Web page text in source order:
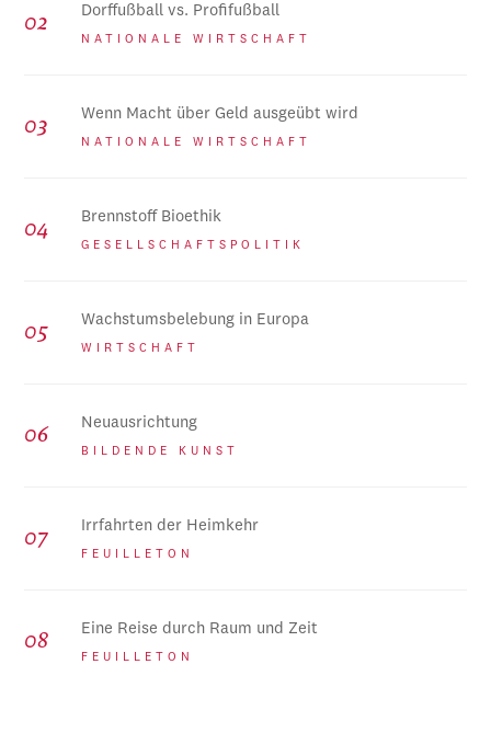
Dorffußball vs. Profifußball
NATIONALE WIRTSCHAFT
Wenn Macht über Geld ausgeübt wird
NATIONALE WIRTSCHAFT
Brennstoff Bioethik
GESELLSCHAFTSPOLITIK
Wachstumsbelebung in Europa
WIRTSCHAFT
Neuausrichtung
BILDENDE KUNST
Irrfahrten der Heimkehr
FEUILLETON
Eine Reise durch Raum und Zeit
FEUILLETON